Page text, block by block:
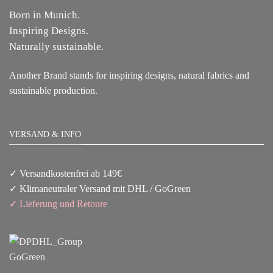
Born in Munich.
Inspiring Designs.
Naturally sustainable.
Another Brand stands for inspiring designs, natural fabrics and
sustainable production.
VERSAND & INFO
✓ Versandkostenfrei ab 149€
✓ Klimaneutraler Versand mit DHL / GoGreen
✓ Lieferung und Retoure